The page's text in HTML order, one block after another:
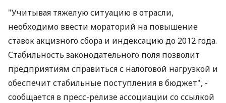
"Учитывая тяжелую ситуацию в отрасли,
необходимо ввести мораторий на повышение
ставок акцизного сбора и индексацию до 2012 года.
Стабильность законодательного поля позволит
предприятиям справиться с налоговой нагрузкой и
обеспечит стабильные поступления в бюджет", -
сообщается в пресс-релизе ассоциации со ссылкой